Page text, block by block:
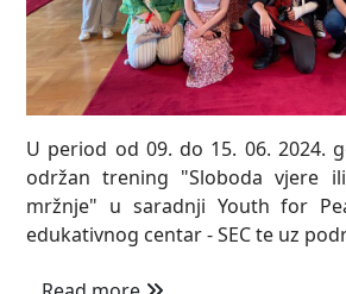
U period od 09. do 15. 06. 2024.
održan trening "Sloboda vjere
mržnje" u saradnji Youth for
edukativnog centar - SEC te uz